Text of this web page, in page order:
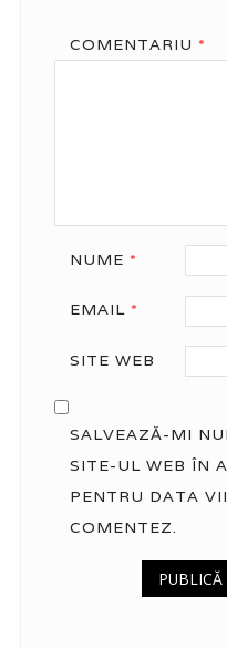
COMENTARIU *
NUME *
EMAIL *
SITE WEB
SALVEAZĂ-MI
SITE-UL WEB ÎN
PENTRU DATA
COMENTEZ.